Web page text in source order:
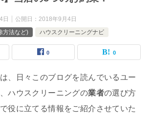
日 公開日： 2018年9月4日
方法など)
ハウスクリーニングナビ
0 0
、日々このブログを読んでいるユー
ハウスクリーニングの業者の選び方
役に立てる情報をご紹介させていた